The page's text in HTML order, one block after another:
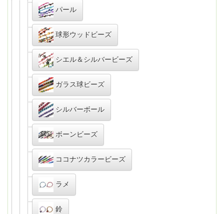
パール
球形ウッドビーズ
シエル＆シルバービーズ
ガラス球ビーズ
シルバーボール
ボーンビーズ
ココナツカラービーズ
ラメ
鈴